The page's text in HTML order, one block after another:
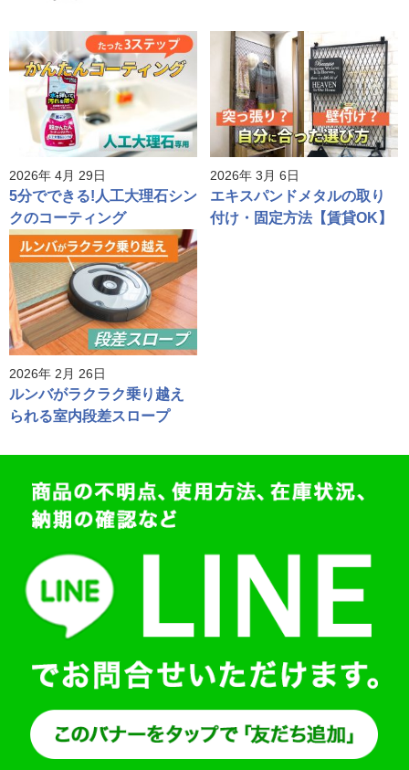
2026年 4月 29日
5分でできる!人工大理石シン
クのコーティング
2026年 3月 6日
エキスパンドメタルの取り
付け・固定方法【賃貸OK】
2026年 2月 26日
ルンバがラクラク乗り越え
られる室内段差スロープ